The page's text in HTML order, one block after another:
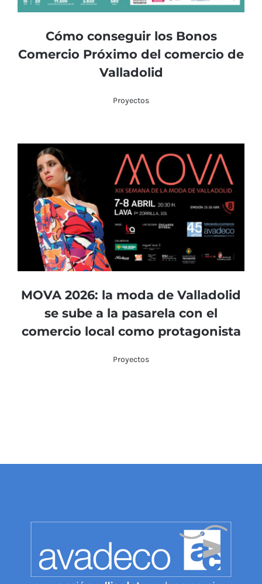
Cómo conseguir los Bonos
Comercio Próximo del comercio de
Valladolid
Proyectos
MOVA 2026: la moda de Valladolid
se sube a la pasarela con el
comercio local como protagonista
Proyectos